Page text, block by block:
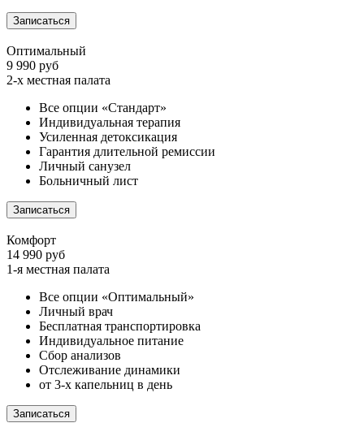
Записаться
Оптимальный
9 990 руб
2-х местная палата
Все опции «Стандарт»
Индивидуальная терапия
Усиленная детоксикация
Гарантия длительной ремиссии
Личный санузел
Больничный лист
Записаться
Комфорт
14 990 руб
1-я местная палата
Все опции «Оптимальный»
Личный врач
Бесплатная транспортировка
Индивидуальное питание
Сбор анализов
Отслеживание динамики
от 3-х капельниц в день
Записаться